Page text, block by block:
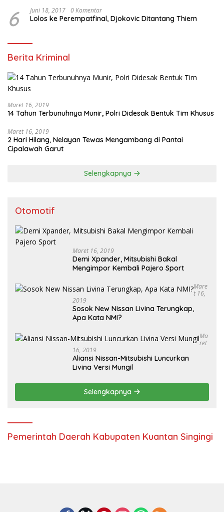
6 Juni 18, 2017 0 Komentar
Lolos ke Perempatfinal, Djokovic Ditantang Thiem
Berita Kriminal
Maret 16, 2019
14 Tahun Terbunuhnya Munir, Polri Didesak Bentuk Tim Khusus
Maret 16, 2019
2 Hari Hilang, Nelayan Tewas Mengambang di Pantai
Cipalawah Garut
Selengkapnya
Otomotif
Maret 16, 2019
Demi Xpander, Mitsubishi Bakal
Mengimpor Kembali Pajero Sport
Mare
T 16,
2019
Sosok New Nissan Livina Terungkap,
Apa Kata NMI?
Ma
Ret
16, 2019
Aliansi Nissan-Mitsubishi Luncurkan
Livina Versi Mungil
Selengkapnya
Pemerintah Daerah Kabupaten Kuantan Singingi